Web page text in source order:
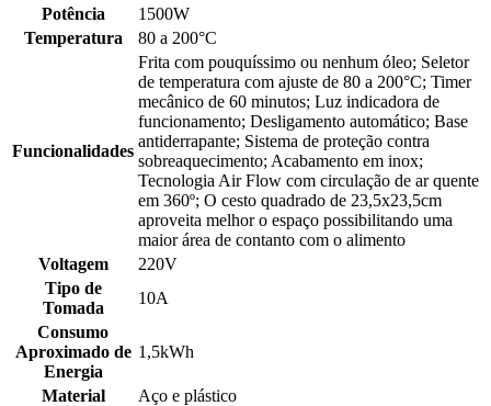
Potência
1500W
Temperatura
80 a 200°C
Funcionalidades
Frita com pouquíssimo ou nenhum óleo; Seletor
de temperatura com ajuste de 80 a 200°C; Timer
mecânico de 60 minutos; Luz indicadora de
funcionamento; Desligamento automático; Base
antiderrapante; Sistema de proteção contra
sobreaquecimento; Acabamento em inox;
Tecnologia Air Flow com circulação de ar quente
em 360º; O cesto quadrado de 23,5x23,5cm
aproveita melhor o espaço possibilitando uma
maior área de contanto com o alimento
Voltagem
220V
Tipo de
Tomada
10A
Consumo
Aproximado de
Energia
1,5kWh
Material
Aço e plástico